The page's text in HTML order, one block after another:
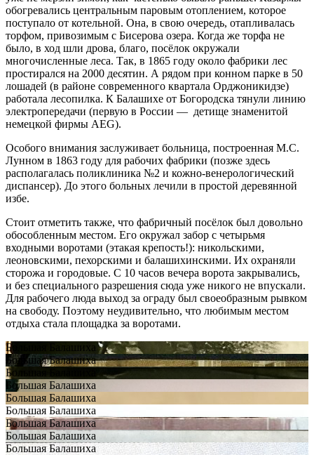
обогревались центральным паровым отоплением, которое
поступало от котельной. Она, в свою очередь, отапливалась
торфом, привозимым с Бисерова озера. Когда же торфа не
было, в ход шли дрова, благо, посё­лок окружали
многочисленные леса. Так, в 1865 году около фаб­рики лес
простирался на 2000 десятин. А рядом при конном парке в 50
лошадей (в районе современного квартала Орджоникидзе)
работала лесопилка. К Балашихе от Богородска тянули линию
электропередачи (первую в России — детище знаменитой
немецкой фирмы AEG).
Особого внимания заслуживает больница, построен­ная М.С.
Лунном в 1863 году для рабочих фабрики (позже здесь
располагалась поликлиника №2 и кожно-венерологический
диспансер). До этого больных лечили в простой дере­вянной
избе.
Стоит отметить также, что фабричный посёлок был довольно
обособленным местом. Его окружал забор с четырьмя
входными воротами (этакая крепость!): никольскими,
леоновскими, пехорс­кими и балашихинскими. Их охраняли
сторожа и городовые. С 10 часов вечера ворота закрывались,
и без специального разреше­ния сюда уже никого не впускали.
Для рабочего люда выход за ограду был своеобразным рывком
на свободу. Поэтому неудивительно, что любимым местом
отдыха стала площадка за воротами.
Большая Балашиха
Большая Балашиха
Большая Балашиха
Большая Балашиха
Большая Балашиха
Большая Балашиха
Большая Балашиха
Большая Балашиха
Большая Балашиха